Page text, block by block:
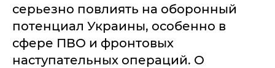
серьезно повлиять на оборонный
потенциал Украины, особенно в
сфере ПВО и фронтовых
наступательных операций. О